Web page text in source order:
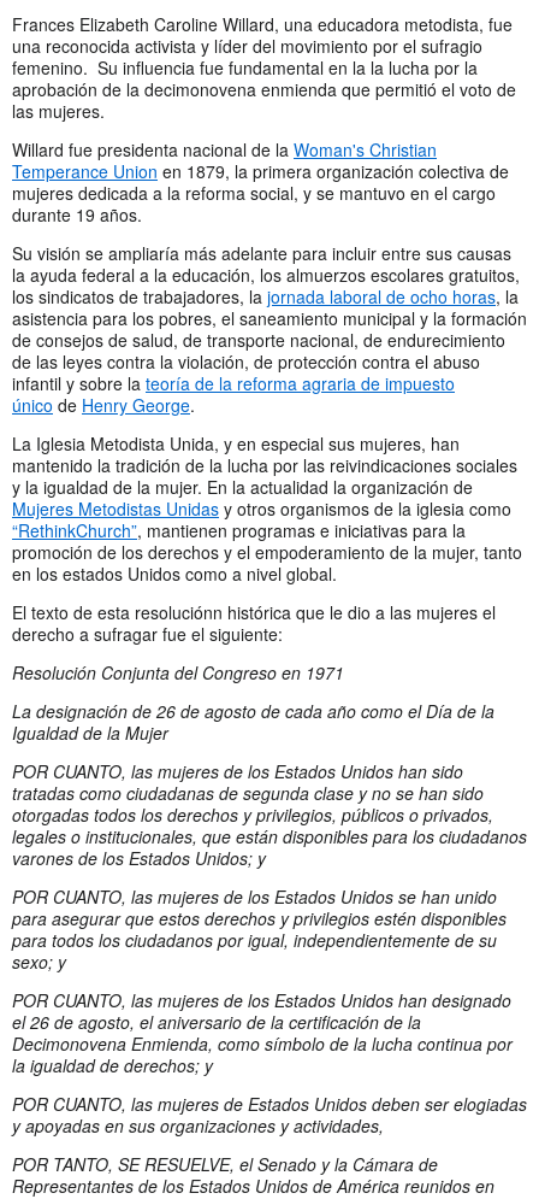
Frances Elizabeth Caroline Willard, una educadora metodista, fue
una reconocida activista y líder del movimiento por el sufragio
femenino. Su influencia fue fundamental en la la lucha por la
aprobación de la decimonovena enmienda que permitió el voto de
las mujeres.
Willard fue presidenta nacional de la Woman's Christian
Temperance Union en 1879, la primera organización colectiva de
mujeres dedicada a la reforma social, y se mantuvo en el cargo
durante 19 años.
Su visión se ampliaría más adelante para incluir entre sus causas
la ayuda federal a la educación, los almuerzos escolares gratuitos,
los sindicatos de trabajadores, la jornada laboral de ocho horas, la
asistencia para los pobres, el saneamiento municipal y la formación
de consejos de salud, de transporte nacional, de endurecimiento
de las leyes contra la violación, de protección contra el abuso
infantil y sobre la teoría de la reforma agraria de impuesto
único de Henry George.
La Iglesia Metodista Unida, y en especial sus mujeres, han
mantenido la tradición de la lucha por las reivindicaciones sociales
y la igualdad de la mujer. En la actualidad la organización de
Mujeres Metodistas Unidas y otros organismos de la iglesia como
“RethinkChurch”, mantienen programas e iniciativas para la
promoción de los derechos y el empoderamiento de la mujer, tanto
en los estados Unidos como a nivel global.
El texto de esta resoluciónn histórica que le dio a las mujeres el
derecho a sufragar fue el siguiente:
Resolución Conjunta del Congreso en 1971
La designación de 26 de agosto de cada año como el Día de la
Igualdad de la Mujer
POR CUANTO, las mujeres de los Estados Unidos han sido
tratadas como ciudadanas de segunda clase y no se han sido
otorgadas todos los derechos y privilegios, públicos o privados,
legales o institucionales, que están disponibles para los ciudadanos
varones de los Estados Unidos; y
POR CUANTO, las mujeres de los Estados Unidos se han unido
para asegurar que estos derechos y privilegios estén disponibles
para todos los ciudadanos por igual, independientemente de su
sexo; y
POR CUANTO, las mujeres de los Estados Unidos han designado
el 26 de agosto, el aniversario de la certificación de la
Decimonovena Enmienda, como símbolo de la lucha continua por
la igualdad de derechos; y
POR CUANTO, las mujeres de Estados Unidos deben ser elogiadas
y apoyadas en sus organizaciones y actividades,
POR TANTO, SE RESUELVE, el Senado y la Cámara de
Representantes de los Estados Unidos de América reunidos en